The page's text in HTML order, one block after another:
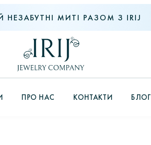
НЕЗАБУТНІ МИТІ РАЗОМ З IRIJ
ПРО НАС КОНТАКТИ БЛОГ